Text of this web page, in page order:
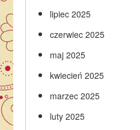
lipiec 2025
czerwiec 2025
maj 2025
kwiecień 2025
marzec 2025
luty 2025